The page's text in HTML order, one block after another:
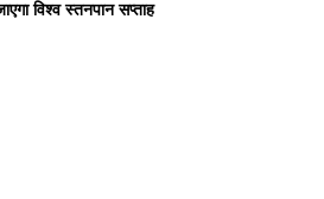
विश्व स्तनपान सप्ताह